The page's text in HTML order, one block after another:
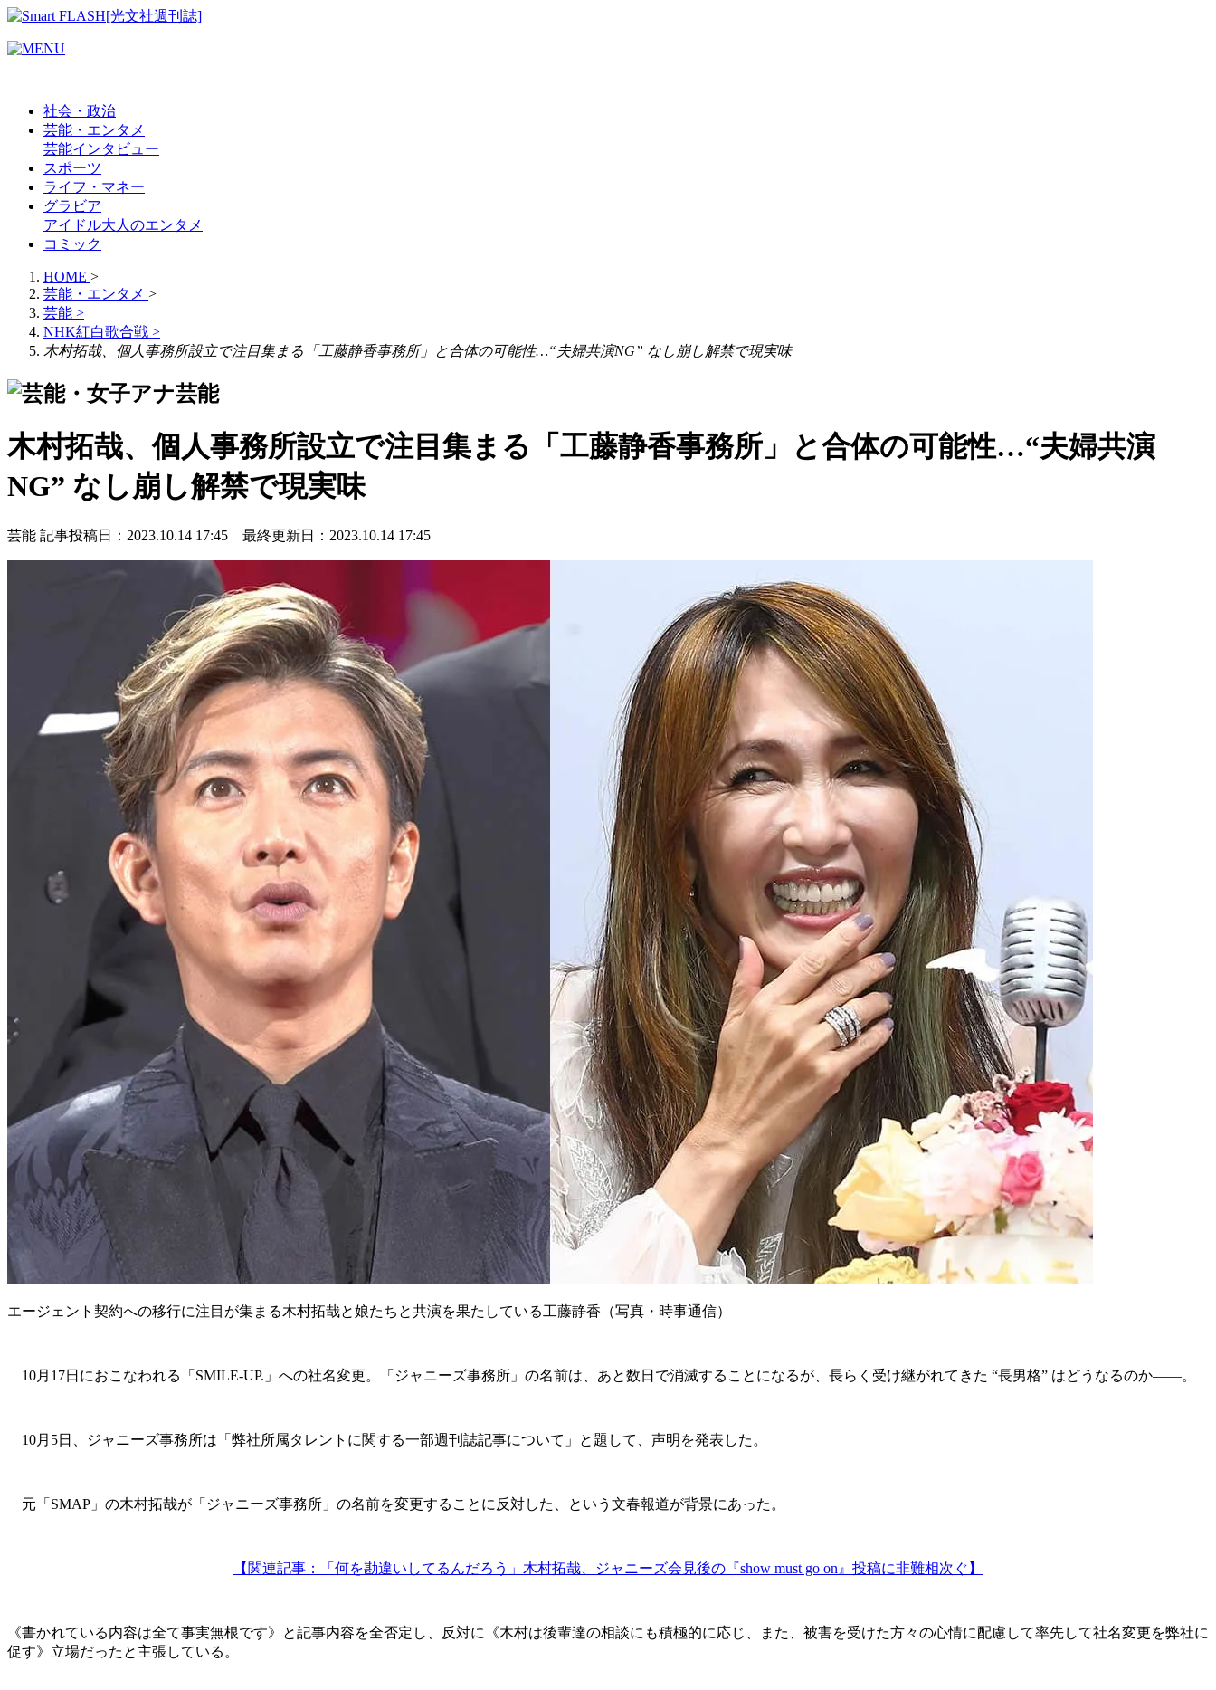
社会・政治
芸能・エンタメ
芸能インタビュー
スポーツ
ライフ・マネー
グラビア
アイドル大人のエンタメ
コミック
HOME >
芸能・エンタメ >
芸能 >
NHK紅白歌合戦 >
木村拓哉、個人事務所設立で注目集まる「工藤静香事務所」と合体の可能性…“夫婦共演NG” なし崩し解禁で現実味
芸能
木村拓哉、個人事務所設立で注目集まる「工藤静香事務所」と合体の可能性…“夫婦共演
NG” なし崩し解禁で現実味
芸能 記事投稿日：2023.10.14 17:45 最終更新日：2023.10.14 17:45
エージェント契約への移行に注目が集まる木村拓哉と娘たちと共演を果たしている工藤静香（写真・時事通信）
10月17日におこなわれる「SMILE-UP.」への社名変更。「ジャニーズ事務所」の名前は、あと数日で消滅することになるが、長らく受け継がれてきた “長男格” はどうなるのか――。
10月5日、ジャニーズ事務所は「弊社所属タレントに関する一部週刊誌記事について」と題して、声明を発表した。
元「SMAP」の木村拓哉が「ジャニーズ事務所」の名前を変更することに反対した、という文春報道が背景にあった。
【関連記事：「何を勘違いしてるんだろう」木村拓哉、ジャニーズ会見後の『show must go on』投稿に非難相次ぐ】
《書かれている内容は全て事実無根です》と記事内容を全否定し、反対に《木村は後輩達の相談にも積極的に応じ、また、被害を受けた方々の心情に配慮して率先して社名変更を弊社に
促す》立場だったと主張している。